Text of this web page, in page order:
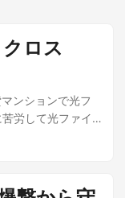
ロス
ンションで光フ
労して光ファイ
せたが、新居は光
ロスを導入する